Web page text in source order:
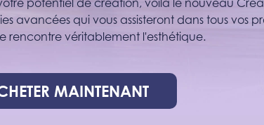
avancées qui vous assisteront dans tous vos
rencontre véritablement l'esthétique.
MAINTENANT